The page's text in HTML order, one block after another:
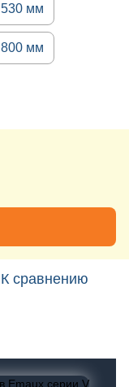
530 мм
800 мм
К сравнению